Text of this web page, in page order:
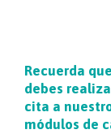
Recuerda
debes
cita a
módulos de